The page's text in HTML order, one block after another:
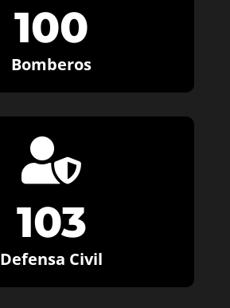
100
Bomberos

103
Defensa Civil